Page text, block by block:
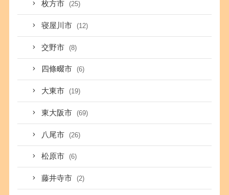
枚方市 (25)
寝屋川市 (12)
交野市 (8)
四條畷市 (6)
大東市 (19)
東大阪市 (69)
八尾市 (26)
松原市 (6)
藤井寺市 (2)